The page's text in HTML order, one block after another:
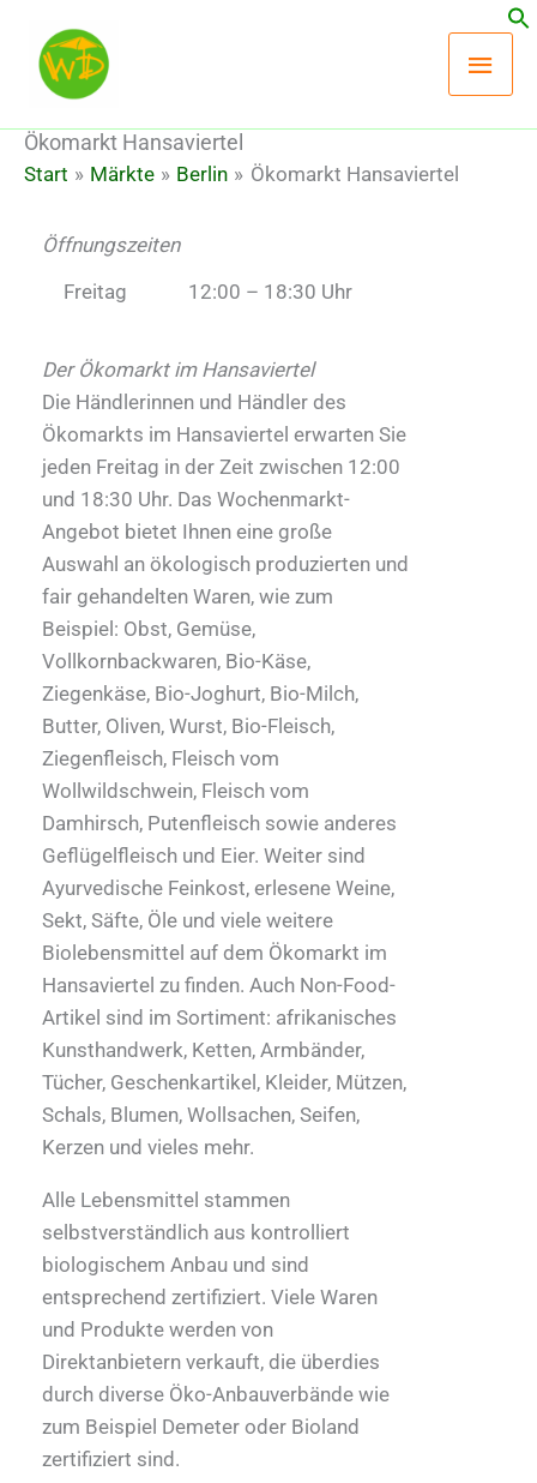
Inhalt
springen
Ökomarkt Hansaviertel
Start Märkte Berlin Ökomarkt Hansaviertel
Öffnungszeiten
Freitag
12:00 – 18:30 Uhr
Der Ökomarkt im Hansaviertel
Die Händlerinnen und Händler des
Ökomarkts im Hansaviertel erwarten Sie
jeden Freitag in der Zeit zwischen 12:00
und 18:30 Uhr. Das Wochenmarkt-
Angebot bietet Ihnen eine große
Auswahl an ökologisch produzierten und
fair gehandelten Waren, wie zum
Beispiel: Obst, Gemüse,
Vollkornbackwaren, Bio-Käse,
Ziegenkäse, Bio-Joghurt, Bio-Milch,
Butter, Oliven, Wurst, Bio-Fleisch,
Ziegenfleisch, Fleisch vom
Wollwildschwein, Fleisch vom
Damhirsch, Putenfleisch sowie anderes
Geflügelfleisch und Eier. Weiter sind
Ayurvedische Feinkost, erlesene Weine,
Sekt, Säfte, Öle und viele weitere
Biolebensmittel auf dem Ökomarkt im
Hansaviertel zu finden. Auch Non-Food-
Artikel sind im Sortiment: afrikanisches
Kunsthandwerk, Ketten, Armbänder,
Tücher, Geschenkartikel, Kleider, Mützen,
Schals, Blumen, Wollsachen, Seifen,
Kerzen und vieles mehr.
Alle Lebensmittel stammen
selbstverständlich aus kontrolliert
biologischem Anbau und sind
entsprechend zertifiziert. Viele Waren
und Produkte werden von
Direktanbietern verkauft, die überdies
durch diverse Öko-Anbauverbände wie
zum Beispiel Demeter oder Bioland
zertifiziert sind.